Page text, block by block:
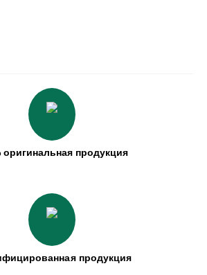
оригинальная продукция
продукция